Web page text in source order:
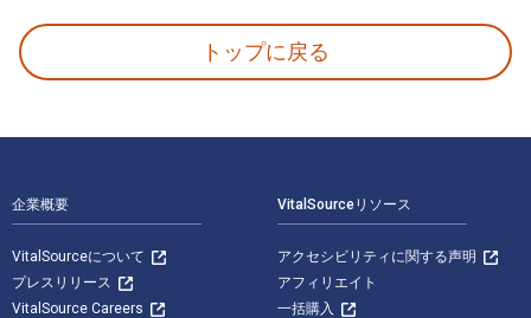
トップに戻る
企業概要
VitalSourceについて
プレスリリース
VitalSource Careers
VitalSourceリソース
アクセシビリティに関する声明
アフィリエイト
一括購入